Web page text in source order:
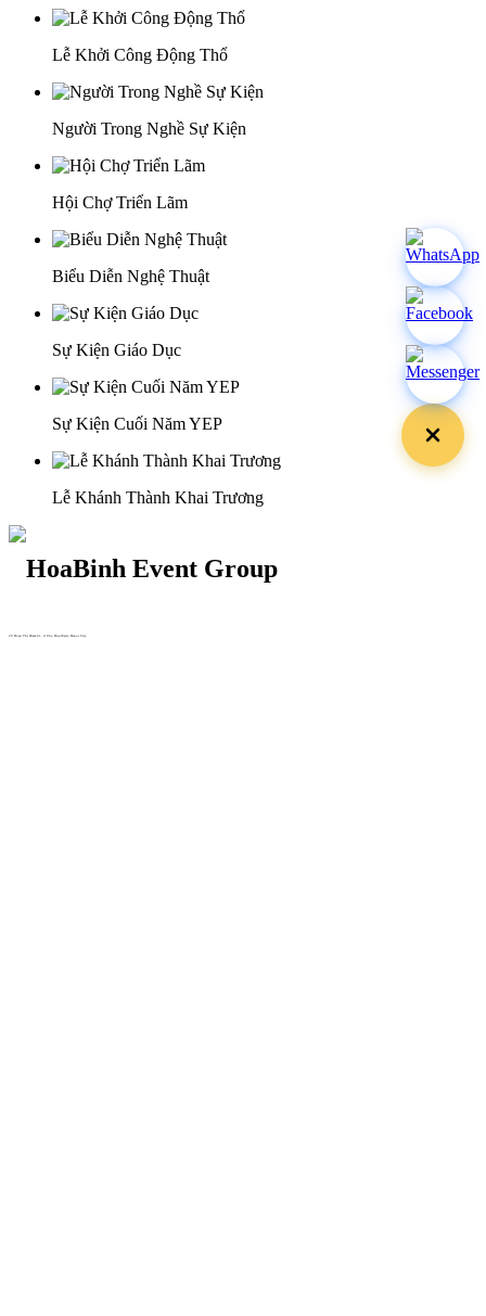
Lễ Khởi Công Động Thổ
Người Trong Nghề Sự Kiện
Hội Chợ Triển Lãm
Biểu Diễn Nghệ Thuật
Sự Kiện Giáo Dục
Sự Kiện Cuối Năm YEP
Lễ Khánh Thành Khai Trương
29 Doan Thi Diem St., O Cho Dua Ward, Hanoi City